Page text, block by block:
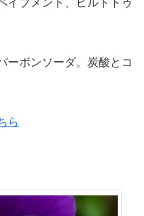
イブメント、ビルトトゥ
ーボンソーダ。炭酸とコ
ら